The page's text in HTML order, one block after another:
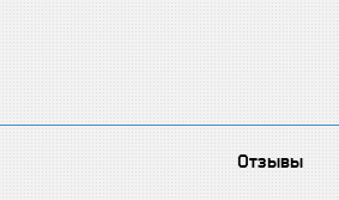
Отзывы